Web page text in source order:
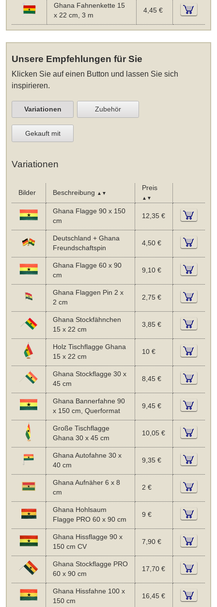
Ghana Fahnenkette 15
x 22 cm, 3 m
4,45 €
Unsere Empfehlungen für Sie
Klicken Sie auf einen Button und lassen Sie sich
inspirieren.
Variationen Zubehör
Gekauft mit
Variationen
Bilder Beschreibung ▲▼
Preis
▲▼
Ghana Flagge 90 x 150
cm
12,35 €
Deutschland + Ghana
Freundschaftspin
4,50 €
Ghana Flagge 60 x 90
cm
9,10 €
Ghana Flaggen Pin 2 x
2 cm
2,75 €
Ghana Stockfähnchen
15 x 22 cm
3,85 €
Holz Tischflagge Ghana
15 x 22 cm
10 €
Ghana Stockflagge 30 x
45 cm
8,45 €
Ghana Bannerfahne 90
x 150 cm, Querformat
9,45 €
Große Tischflagge
Ghana 30 x 45 cm
10,05 €
Ghana Autofahne 30 x
40 cm
9,35 €
Ghana Aufnäher 6 x 8
cm
2 €
Ghana Hohlsaum
Flagge PRO 60 x 90 cm
9 €
Ghana Hissflagge 90 x
150 cm CV
7,90 €
Ghana Stockflagge PRO
60 x 90 cm
17,70 €
Ghana Hissfahne 100 x
150 cm
16,45 €